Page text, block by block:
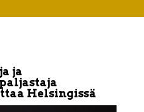
ja
Helsingissä